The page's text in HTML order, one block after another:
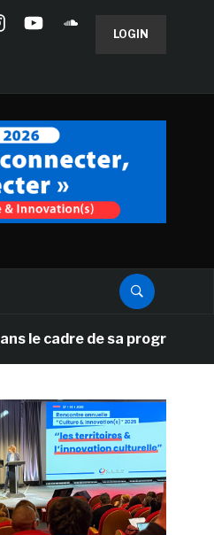
LOGIN
de sa programmation